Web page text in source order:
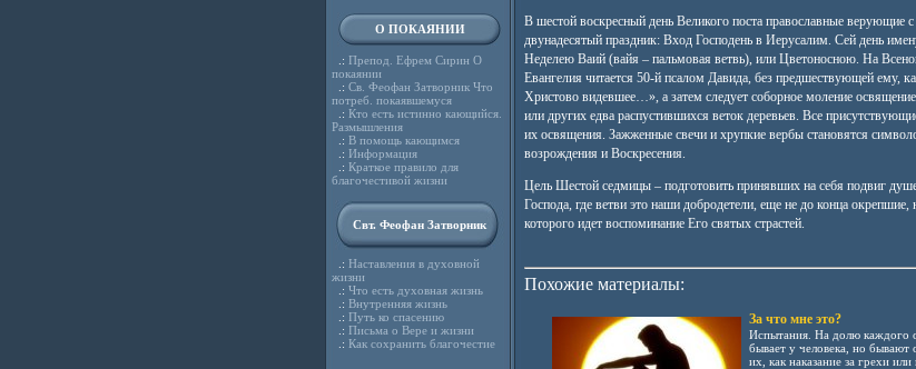
О ПОКАЯНИИ
.: Препод. Ефрем Сирин О
покаянии
.: Св. Феофан Затворник Что
потреб. покаявшемуся
.: Кто есть истинно кающийся.
Размышления
.: В помощь кающимся
.: Информация
.: Краткое правило для
благочестивой жизни
Свт. Феофан Затворник
.: Наставления в духовной
жизни
.: Что есть духовная жизнь
.: Внутренняя жизнь
.: Путь ко спасению
.: Письма о Вере и жизни
.: Как сохранить благочестие
В шестой воскресный день Великого поста православные верующие
двунадесятый праздник: Вход Господень в Иерусалим. Сей день
Неделею Ваий (вайя – пальмовая ветвь), или Цветоносною. На
Евангелия читается 50-й псалом Давида, без предшествующей ему,
Христово видевшее…», а затем следует соборное моление
или других едва распустившихся веток деревьев. Все
их освящения. Зажженные свечи и хрупкие вербы становятся
возрождения и Воскресения.
Цель Шестой седмицы – подготовить принявших на себя подвиг
Господа, где ветви это наши добродетели, еще не до конца
которого идет воспоминание Его святых страстей.
Похожие материалы:
За что мне это?
Испытания. На долю каждого
бывает у человека, но
их, как наказание за грехи или